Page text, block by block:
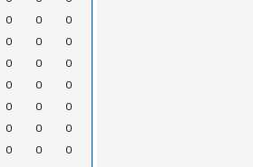
0 0
0
0 0
0
0 0
0
0 0
0
0 0
0
0 0
0
0 0
0